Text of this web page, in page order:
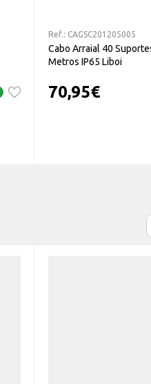
Ref.: CAGSC201205005
Cabo Arraial 40
Metros IP65 Liboi
70,95€